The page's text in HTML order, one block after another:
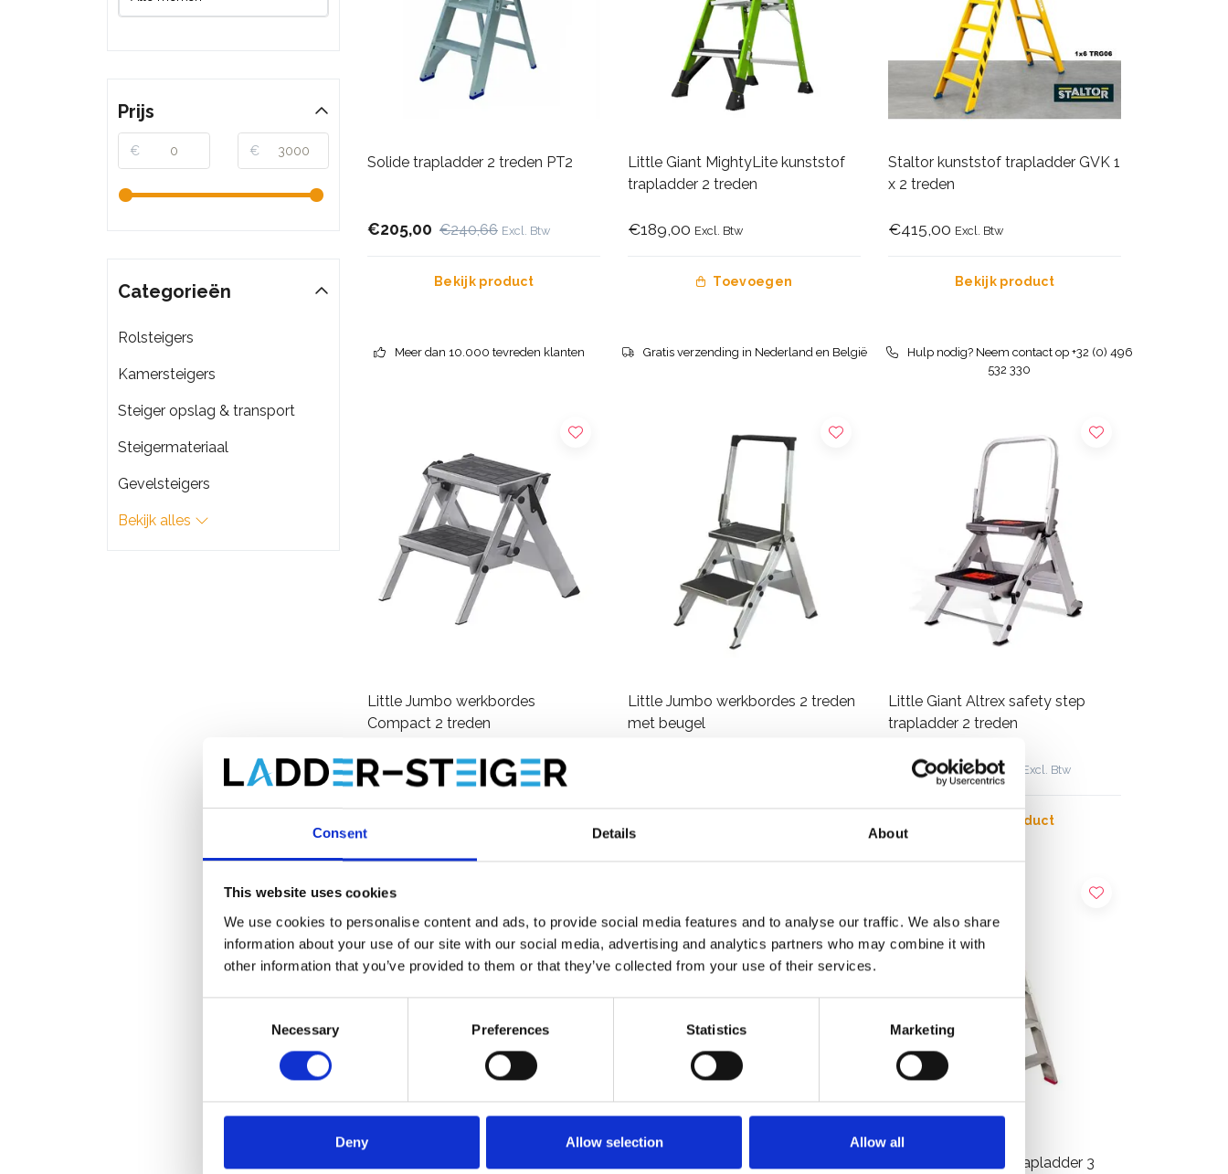
Consent Details About
This website uses cookies
We use cookies to personalise content and ads, to provide social media features and to analyse our traffic. We also share
information about your use of our site with our social media, advertising and analytics partners who may combine it with
other information that you’ve provided to them or that they’ve collected from your use of their services.
Necessary Preferences Statistics Marketing
Deny Allow selection Allow all
Solide trapladder 2 treden PT2
€205,00 €240,66 Excl. Btw
Bekijk product
Little Giant MightyLite kunststof
trapladder 2 treden
€189,00 Excl. Btw
Toevoegen
Staltor kunststof trapladder GVK 1
x 2 treden
€415,00 Excl. Btw
Bekijk product
Meer dan 10.000 tevreden klanten Gratis verzending in Nederland en België
Hulp nodig? Neem contact op +32 (0) 496
532 330
Little Jumbo werkbordes
Compact 2 treden
€164,00 Excl. Btw
Little Jumbo werkbordes 2 treden
met beugel
Little Giant Altrex safety step
trapladder 2 treden
€189,00 €206,00 Excl. Btw
Bekijk product
ASC bordestrap 3 treden BT-3
Eurostairs trapladder 3 treden
Jumbo SuperPRO trapladder 3
Prijs
€ €
Categorieën
Rolsteigers
Kamersteigers
Steiger opslag & transport
Steigermateriaal
Gevelsteigers
Bekijk alles